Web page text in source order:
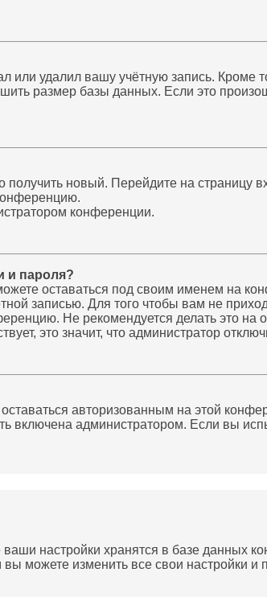
или удалил вашу учётную запись. Кроме
размер базы данных. Если это
получить новый. Перейдите на
конференции.
и пароля?
оставаться под своим именем на
записью. Для того чтобы вам не
Не рекомендуется делать это
это значит, что администратор
авторизованным на этой
включена администратором. Если вы
настройки хранятся в базе данных
вы можете изменить все свои настройки и